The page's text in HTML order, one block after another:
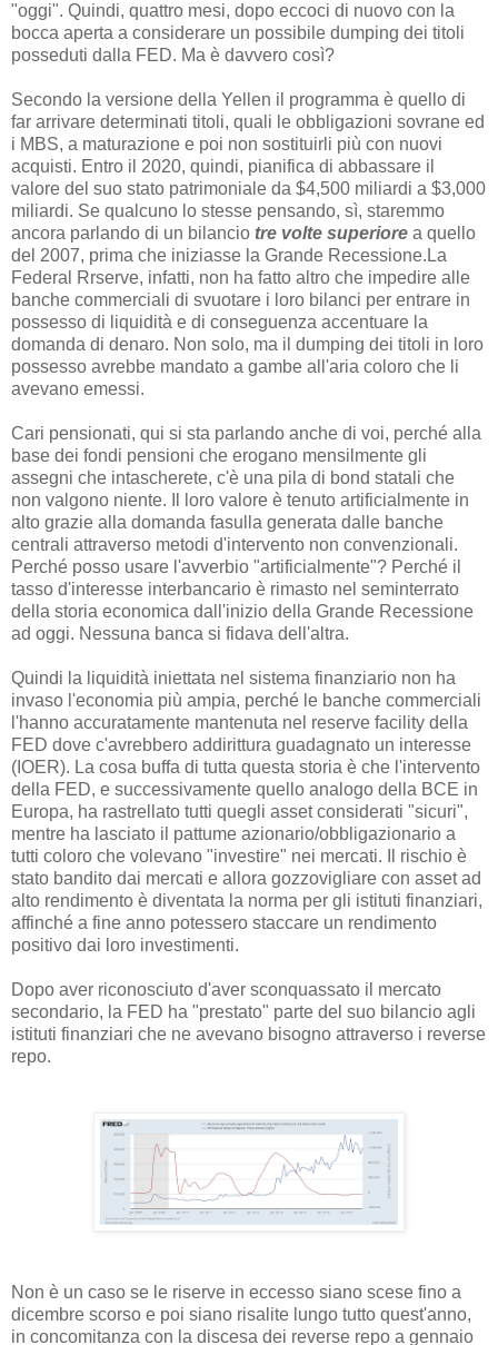
"oggi". Quindi, quattro mesi, dopo eccoci di nuovo con la
bocca aperta a considerare un possibile dumping dei titoli
posseduti dalla FED. Ma è davvero così?
Secondo la versione della Yellen il programma è quello di
far arrivare determinati titoli, quali le obbligazioni sovrane ed
i MBS, a maturazione e poi non sostituirli più con nuovi
acquisti. Entro il 2020, quindi, pianifica di abbassare il
valore del suo stato patrimoniale da $4,500 miliardi a $3,000
miliardi. Se qualcuno lo stesse pensando, sì, staremmo
ancora parlando di un bilancio tre volte superiore a quello
del 2007, prima che iniziasse la Grande Recessione.La
Federal Rrserve, infatti, non ha fatto altro che impedire alle
banche commerciali di svuotare i loro bilanci per entrare in
possesso di liquidità e di conseguenza accentuare la
domanda di denaro. Non solo, ma il dumping dei titoli in loro
possesso avrebbe mandato a gambe all'aria coloro che li
avevano emessi.
Cari pensionati, qui si sta parlando anche di voi, perché alla
base dei fondi pensioni che erogano mensilmente gli
assegni che intascherete, c'è una pila di bond statali che
non valgono niente. Il loro valore è tenuto artificialmente in
alto grazie alla domanda fasulla generata dalle banche
centrali attraverso metodi d'intervento non convenzionali.
Perché posso usare l'avverbio "artificialmente"? Perché il
tasso d'interesse interbancario è rimasto nel seminterrato
della storia economica dall'inizio della Grande Recessione
ad oggi. Nessuna banca si fidava dell'altra.
Quindi la liquidità iniettata nel sistema finanziario non ha
invaso l'economia più ampia, perché le banche commerciali
l'hanno accuratamente mantenuta nel reserve facility della
FED dove c'avrebbero addirittura guadagnato un interesse
(IOER). La cosa buffa di tutta questa storia è che l'intervento
della FED, e successivamente quello analogo della BCE in
Europa, ha rastrellato tutti quegli asset considerati "sicuri",
mentre ha lasciato il pattume azionario/obbligazionario a
tutti coloro che volevano "investire" nei mercati. Il rischio è
stato bandito dai mercati e allora gozzovigliare con asset ad
alto rendimento è diventata la norma per gli istituti finanziari,
affinché a fine anno potessero staccare un rendimento
positivo dai loro investimenti.
Dopo aver riconosciuto d'aver sconquassato il mercato
secondario, la FED ha "prestato" parte del suo bilancio agli
istituti finanziari che ne avevano bisogno attraverso i reverse
repo.
Non è un caso se le riserve in eccesso siano scese fino a
dicembre scorso e poi siano risalite lungo tutto quest'anno,
in concomitanza con la discesa dei reverse repo a gennaio